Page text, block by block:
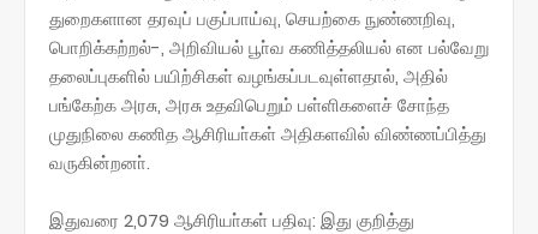
துறைகளான தரவுப் பகுப்பாய்வு, செயற்கை நுண்ணறிவு,
பொறிக்கற்றல்-, அறிவியல் பூா்வ கணித்தலியல் என பல்வேறு
தலைப்புகளில் பயிற்சிகள் வழங்கப்படவுள்ளதால், அதில்
பங்கேற்க அரசு, அரசு உதவிபெறும் பள்ளிகளைச் சோந்த
முதுநிலை கணித ஆசிரியா்கள் அதிகளவில் விண்ணப்பித்து
வருகின்றனா்.
இதுவரை 2,079 ஆசிரியா்கள் பதிவு: இது குறித்து